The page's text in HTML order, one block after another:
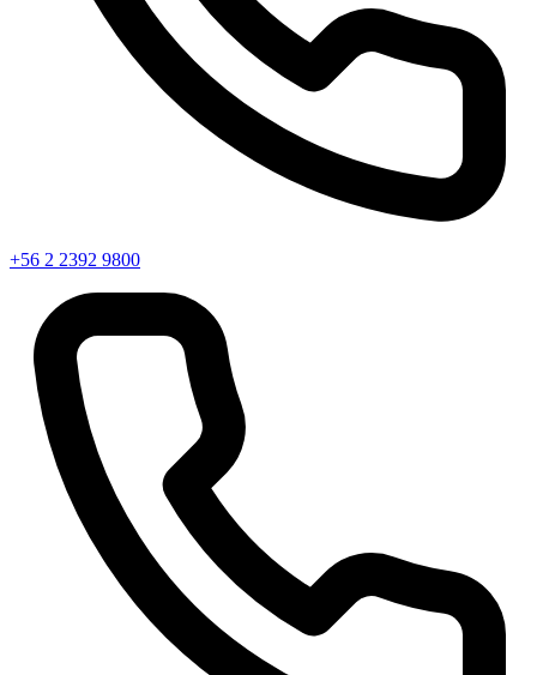
+56 2 2392 9800